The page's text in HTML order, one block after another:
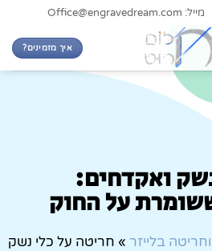
מייל: Office@engravedream.com
איך מזמינים?
ואקדחים:
על החוק
בלייזר » חריטה על כלי נשק